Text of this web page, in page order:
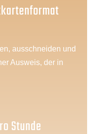
ausschneiden und
Ausweis, der in
Stunde